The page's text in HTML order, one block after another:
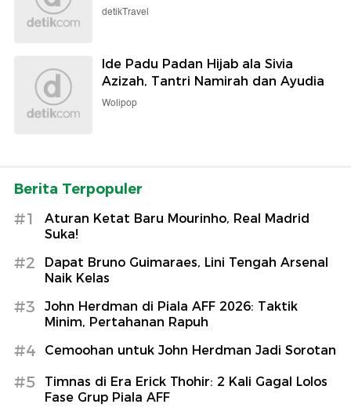
detikTravel
Ide Padu Padan Hijab ala Sivia
Azizah, Tantri Namirah dan Ayudia
Wolipop
Berita Terpopuler
#1
Aturan Ketat Baru Mourinho, Real Madrid
Suka!
#2
Dapat Bruno Guimaraes, Lini Tengah Arsenal
Naik Kelas
#3
John Herdman di Piala AFF 2026: Taktik
Minim, Pertahanan Rapuh
#4 Cemoohan untuk John Herdman Jadi Sorotan
#5
Timnas di Era Erick Thohir: 2 Kali Gagal Lolos
Fase Grup Piala AFF